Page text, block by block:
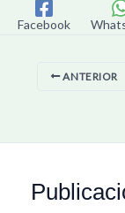
Facebook
ANTERIOR